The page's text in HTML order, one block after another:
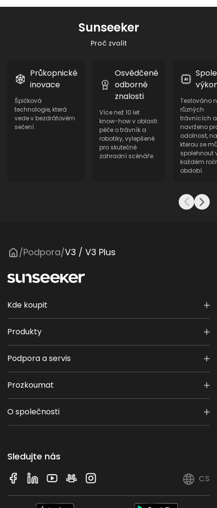
Proč zvolit
Sunseeker
Průkopnické
inovace
Špičková
technologie, která
vede v bezdrátovém
sečení.
Osvědčené
odborné
znalosti
Více než 10 let
know-how v oblasti
péče o trávník a
robotiky, vylepšené
pro skutečné
zahradní scénáře.
Testováno
různých
trávnících a
navrženo
odolnost, na
kterou se
spolehnout
každém
období.
/Podpora/V3 / V3 Plus
Kde koupit
Produkty
Podpora a servis
Prozkoumat
O společnosti
Sledujte nás
CS